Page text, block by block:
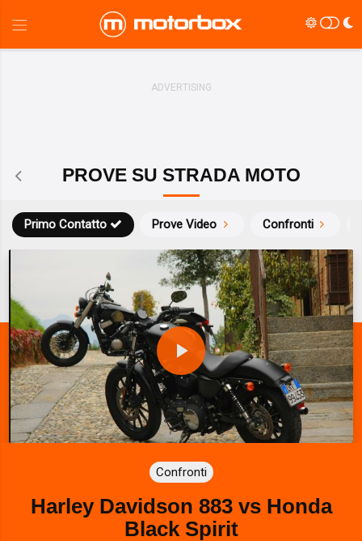
PROVE SU STRADA MOTO
Prove Video Confronti
Primo Contatto
P
l
a
y
V
Confronti
Harley Davidson 883 vs Honda
Black Spirit